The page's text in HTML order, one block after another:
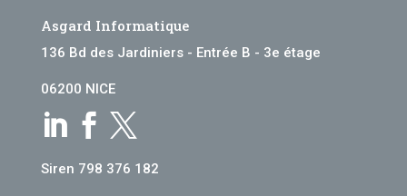
Asgard Informatique
136 Bd des Jardiniers - Entrée B - 3e étage
06200 NICE
  
Siren 798 376 182